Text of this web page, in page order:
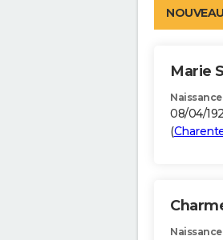
Marie
Naissance
08/04/
(
Naissance